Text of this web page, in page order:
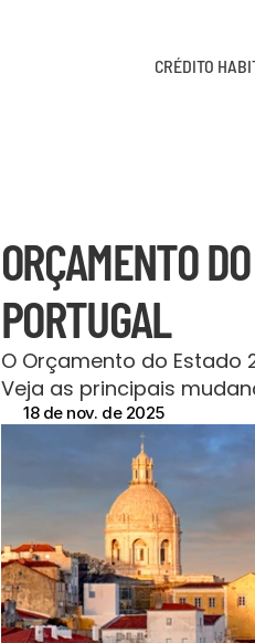
CRÉDITO
ORÇAMENTO
PORTUGAL
O Orçamento do
Veja as principais
18 de nov. de 2025